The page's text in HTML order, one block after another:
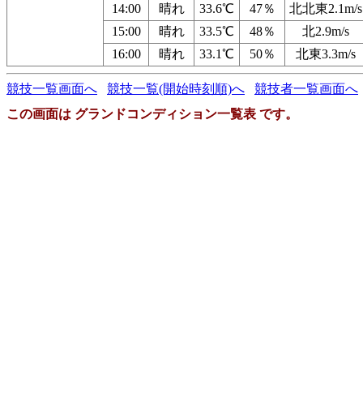
14:00
晴れ 33.6℃ 47％
北北東2.1m/s
15:00
晴れ 33.5℃ 48％
北2.9m/s
16:00
晴れ 33.1℃ 50％ 北東3.3m/s
競技一覧画面へ 競技一覧(開始時刻順)へ
競技者一覧画面へ
この画面は グランドコンディション一覧表 です。